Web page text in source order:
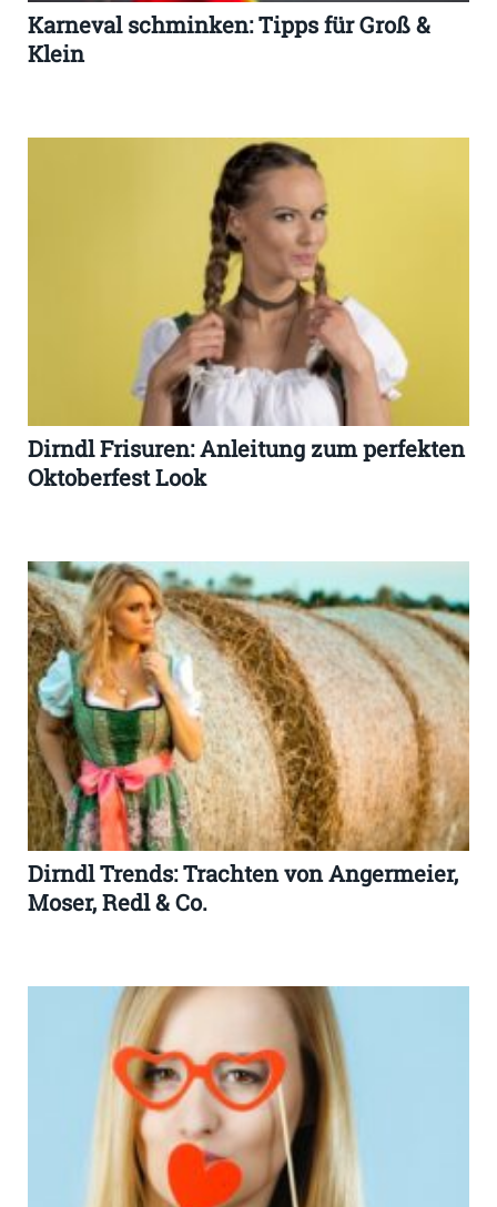
Karneval schminken: Tipps für Groß &
Klein
Dirndl Frisuren: Anleitung zum perfekten
Oktoberfest Look
Dirndl Trends: Trachten von Angermeier,
Moser, Redl & Co.